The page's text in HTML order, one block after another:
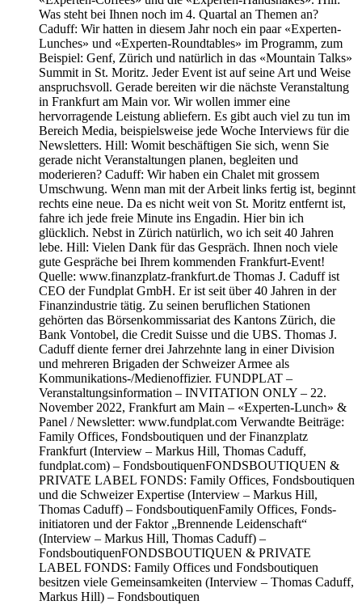
Was steht bei Ihnen noch im 4. Quartal an Themen an?
Caduff: Wir hatten in diesem Jahr noch ein paar «Experten-
Lunches» und «Experten-Roundtables» im Programm, zum
Beispiel: Genf, Zürich und natürlich in das «Mountain Talks»
Summit in St. Moritz. Jeder Event ist auf seine Art und Weise
anspruchsvoll. Gerade bereiten wir die nächste Veranstaltung
in Frankfurt am Main vor. Wir wollen immer eine
hervorragende Leistung abliefern. Es gibt auch viel zu tun im
Bereich Media, beispielsweise jede Woche Interviews für die
Newsletters. Hill: Womit beschäftigen Sie sich, wenn Sie
gerade nicht Veranstaltungen planen, begleiten und
moderieren? Caduff: Wir haben ein Chalet mit grossem
Umschwung. Wenn man mit der Arbeit links fertig ist, beginnt
rechts eine neue. Da es nicht weit von St. Moritz entfernt ist,
fahre ich jede freie Minute ins Engadin. Hier bin ich
glücklich. Nebst in Zürich natürlich, wo ich seit 40 Jahren
lebe. Hill: Vielen Dank für das Gespräch. Ihnen noch viele
gute Gespräche bei Ihrem kommenden Frankfurt-Event!
Quelle: www.finanzplatz-frankfurt.de Thomas J. Caduff ist
CEO der Fundplat GmbH. Er ist seit über 40 Jahren in der
Finanzindustrie tätig. Zu seinen beruflichen Stationen
gehörten das Börsenkommissariat des Kantons Zürich, die
Bank Vontobel, die Credit Suisse und die UBS. Thomas J.
Caduff diente ferner drei Jahrzehnte lang in einer Division
und mehreren Brigaden der Schweizer Armee als
Kommunikations-/​Medienoffizier. FUNDPLAT –
Veranstaltungsinformation – INVITATION ONLY – 22.
November 2022, Frankfurt am Main – «Experten-Lunch» &
Panel / Newsletter: www.fundplat.com Verwandte Beiträge:
Family Offices, Fonds­boutiquen und der Finanz­platz
Frankfurt (Interview – Markus Hill, Thomas Caduff,
fundplat.com) – FondsboutiquenFONDSBOUTIQUEN &
PRIVATE LABEL FONDS: Family Offices, Fonds­boutiquen
und die Schweizer Expertise (Interview – Markus Hill,
Thomas Caduff) – FondsboutiquenFamily Offices, Fonds­
initia­toren und der Faktor „Brennende Leiden­schaft“
(Interview – Markus Hill, Thomas Caduff) –
FondsboutiquenFONDSBOUTIQUEN & PRIVATE
LABEL FONDS: Family Offices und Fonds­boutiquen
besitzen viele Gemeinsamkeiten (Interview – Thomas Caduff,
Markus Hill) – Fondsboutiquen